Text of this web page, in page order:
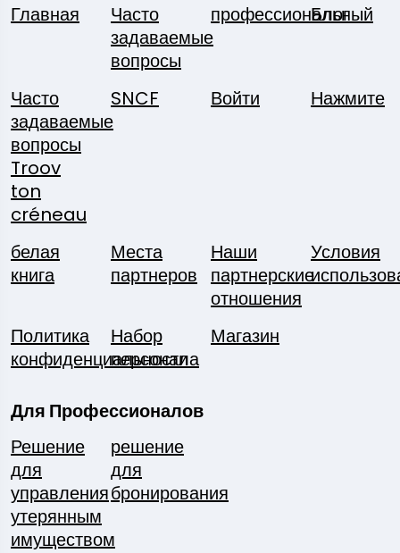
Главная
Часто
задаваемые
вопросы
профессиональный
Блог
Часто
задаваемые
вопросы
Troov
ton
créneau
SNCF Войти Нажмите
белая
книга
Места
партнеров
Наши
партнерские
отношения
Условия
Политика
конфиденциальности
Набор
персонала
Магазин
Для Профессионалов
Решение
для
управления
утерянным
имуществом
решение
для
бронирования